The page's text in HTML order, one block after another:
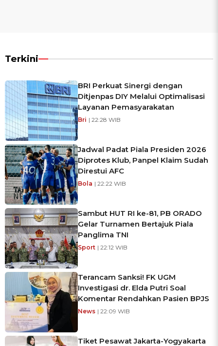
Terkini
BRI Perkuat Sinergi dengan
Ditjenpas DIY Melalui Optimalisasi
Layanan Pemasyarakatan
Bri | 22:28 WIB
Jadwal Padat Piala Presiden 2026
Diprotes Klub, Panpel Klaim Sudah
Direstui AFC
Bola | 22:22 WIB
Sambut HUT RI ke-81, PB ORADO
Gelar Turnamen Bertajuk Piala
Panglima TNI
Sport | 22:12 WIB
Terancam Sanksi! FK UGM
Investigasi dr. Elda Putri Soal
Komentar Rendahkan Pasien BPJS
News | 22:09 WIB
Tiket Pesawat Jakarta-Yogyakarta